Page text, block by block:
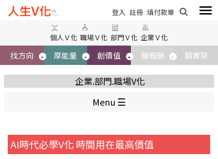
登入 註冊 填付款單
個人Ｖ化 職場Ｖ化 部門Ｖ化 企業Ｖ化
找方向 厚能量 創價值 賺報酬 願實現
企業.部門.職場V化
Menu
登入 註冊 填付款單
AI時代必學V化 時間用在最高價值
標題
圖片